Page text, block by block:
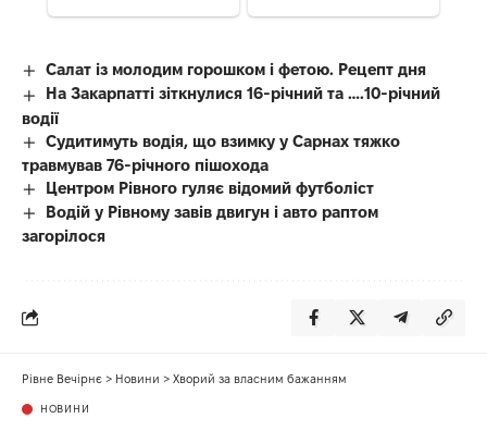
Салат із молодим горошком і фетою. Рецепт дня
На Закарпатті зіткнулися 16-річний та ….10-річний
водії
Судитимуть водія, що взимку у Сарнах тяжко
травмував 76-річного пішохода
Центром Рівного гуляє відомий футболіст
Водій у Рівному завів двигун і авто раптом
загорілося
Рівне Вечірнє > Новини > Хворий за власним бажанням
НОВИНИ